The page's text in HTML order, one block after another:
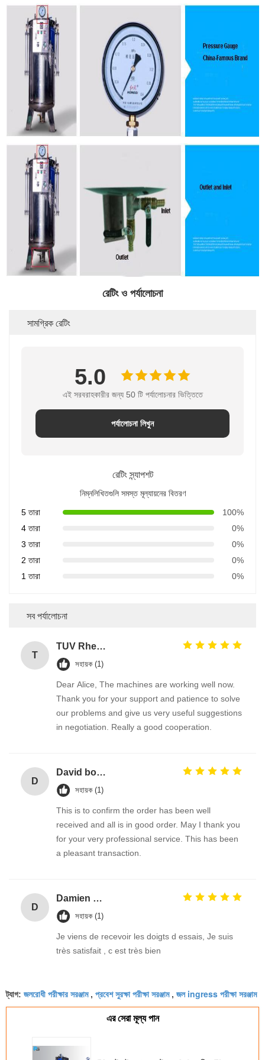
রেটিং ও পর্যালোচনা
সামগ্রিক রেটিং
5.0
এই সরবরাহকারীর জন্য 50 টি পর্যালোচনার ভিত্তিতে
পর্যালোচনা লিখুন
রেটিং স্ন্যাপশট
নিম্নলিখিতগুলি সমস্ত মূল্যায়নের বিতরণ
5 তারা
100%
4 তারা
0%
3 তারা
0%
2 তারা
0%
1 তারা
0%
সব পর্যালোচনা
T
TUV Rheinland
সহায়ক (1)
Dear Alice, The machines are working well now.
Thank you for your support and patience to solve
our problems and give us very useful suggestions
in negotiation. Really a good cooperation.
D
David borland
সহায়ক (1)
This is to confirm the order has been well
received and all is in good order. May I thank you
for your very professional service. This has been
a pleasant transaction.
D
Damien GOURDAIN
সহায়ক (1)
Je viens de recevoir les doigts d essais, Je suis
très satisfait , c est très bien
ট্যাগ: জলরোধী পরীক্ষার সরঞ্জাম, প্রবেশ সুরক্ষা পরীক্ষা সরঞ্জাম, জল ingress পরীক্ষা সরঞ্জাম
এর সেরা মূল্য পান